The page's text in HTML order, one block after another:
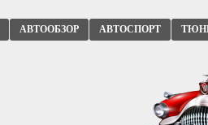
АВТООБЗОР АВТОСПОРТ